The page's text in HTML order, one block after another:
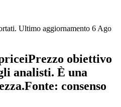
Ultimo aggiornamento 6 Ago
iPrezzo obiettivo
analisti. È una
Fonte: consenso